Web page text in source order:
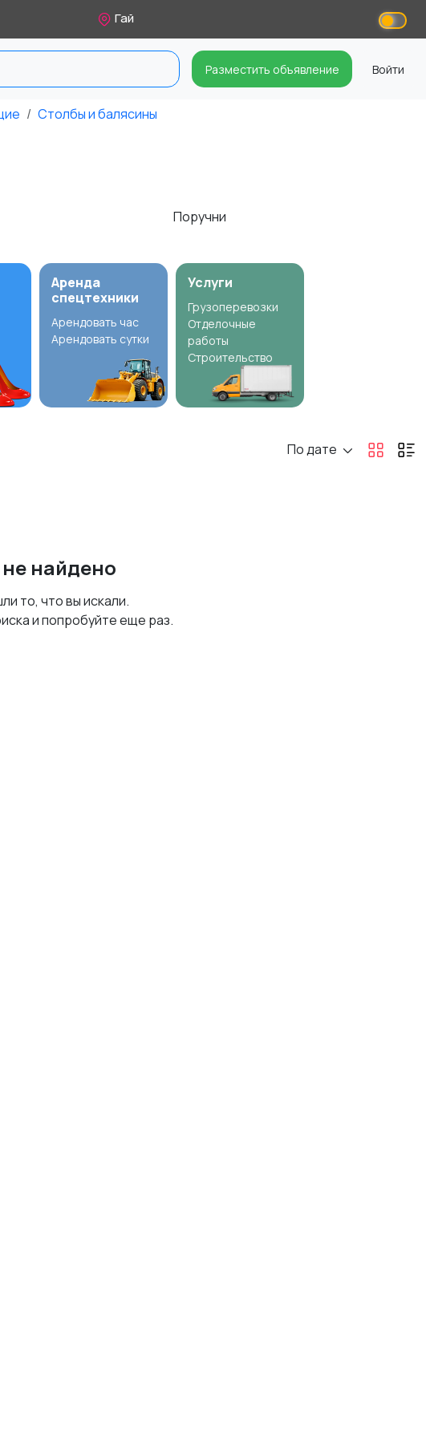
Гай
Разместить объявление Войти
Столбы и балясины
Поручни
Аренда
спецтехники
Арендовать час
Арендовать сутки
Услуги
Грузоперевозки
Отделочные
работы
Строительство
По дате
найдено
то, что вы искали.
и попробуйте еще раз.